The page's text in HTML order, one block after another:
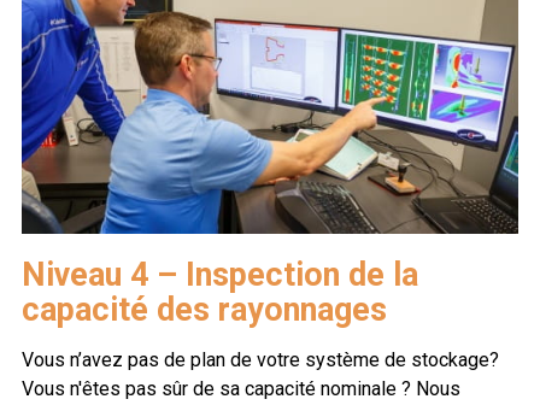
Niveau 4 – Inspection de la
capacité des rayonnages
Vous n’avez pas de plan de votre système de stockage?
Vous n'êtes pas sûr de sa capacité nominale ? Nous